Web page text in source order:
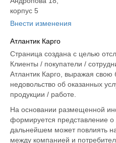
корпус 5
Внести изменения
Атлантик Карго
Страница создана с целью
Клиенты / покупатели /
Атлантик Карго, выражая свою
недовольство об оказанных
продукции / работе.
На основании размещенной
формируется представление о
дальнейшем может повлиять
между компанией и